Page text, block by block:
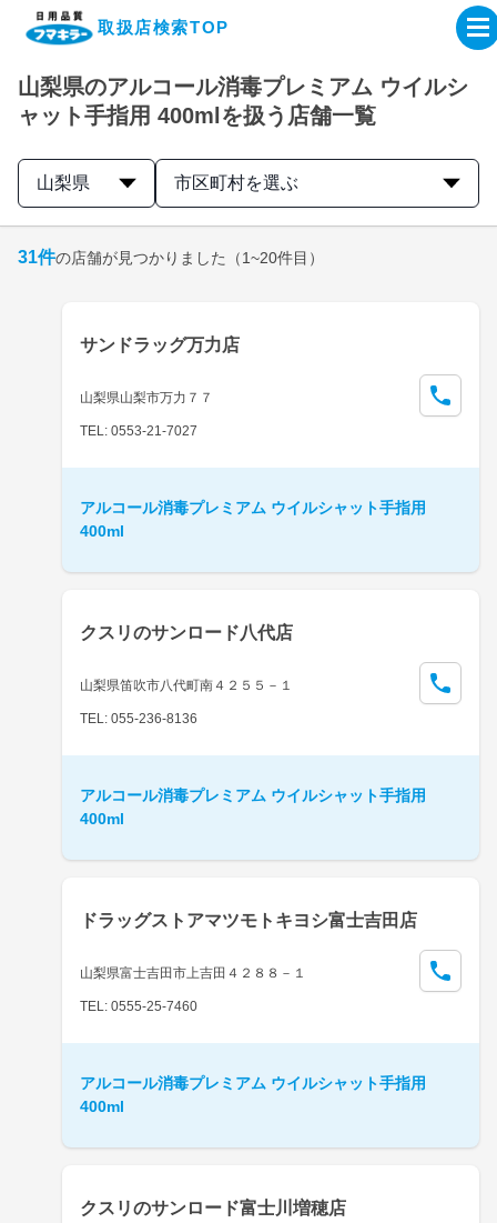
取扱店検索TOP
企業・IR情報サイト
製品情報サイト
取扱店検索はこちら
山梨県のアルコール消毒プレミアム ウイルシ
ャット手指用 400mlを扱う店舗一覧
山梨県 市区町村を選ぶ
31件の店舗が見つかりました （1~20件目）
サンドラッグ万力店
山梨県山梨市万力７７
TEL: 0553-21-7027
アルコール消毒プレミアム ウイルシャット手指用
400ml
クスリのサンロード八代店
山梨県笛吹市八代町南４２５５－１
TEL: 055-236-8136
アルコール消毒プレミアム ウイルシャット手指用
400ml
ドラッグストアマツモトキヨシ富士吉田店
山梨県富士吉田市上吉田４２８８－１
TEL: 0555-25-7460
アルコール消毒プレミアム ウイルシャット手指用
400ml
クスリのサンロード富士川増穂店